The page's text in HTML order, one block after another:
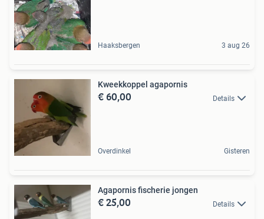
Haaksbergen 3 aug 26
Kweekkoppel agapornis
€ 60,00 Details
Overdinkel Gisteren
Agapornis fischerie jongen
€ 25,00 Details